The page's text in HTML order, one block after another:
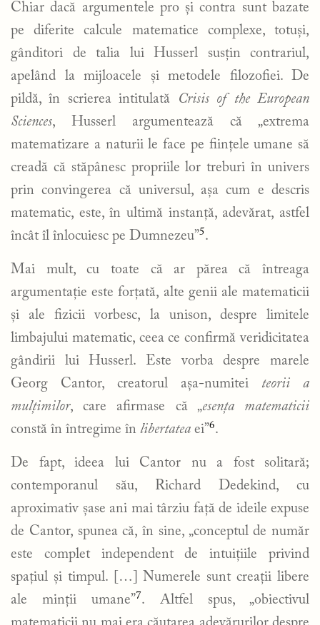
Chiar dacă argumentele pro și contra sunt bazate
pe diferite calcule matematice complexe, totuși,
gânditori de talia lui Husserl susțin contrariul,
apelând la mijloacele și metodele filozofiei. De
pildă, în scrierea intitulată
Crisis of the European
Sciences, Husserl argumentează că „extrema
matematizare a naturii le face pe ființele umane să
creadă că stăpânesc propriile lor treburi în univers
prin convingerea că universul, așa cum e descris
matematic, este, în ultimă instanță, adevărat, astfel
încât îl înlocuiesc pe Dumnezeu”5.
Mai mult, cu toate că ar părea că întreaga
argumentație este forțată, alte genii ale matematicii
și ale fizicii vorbesc, la unison, despre limitele
limbajului matematic, ceea ce confirmă veridicitatea
gândirii lui Husserl. Este vorba despre marele
Georg Cantor, creatorul așa-numitei teorii a
mulțimilor, care afirmase că „esența matematicii
constă în întregime în libertatea ei”6.
De fapt, ideea lui Cantor nu a fost solitară;
contemporanul său, Richard Dedekind, cu
aproximativ șase ani mai târziu față de ideile expuse
de Cantor, spunea că, în sine, „conceptul de număr
este complet independent de intuițiile privind
spațiul și timpul. […] Numerele sunt creații libere
ale minții umane”7. Altfel spus, „obiectivul